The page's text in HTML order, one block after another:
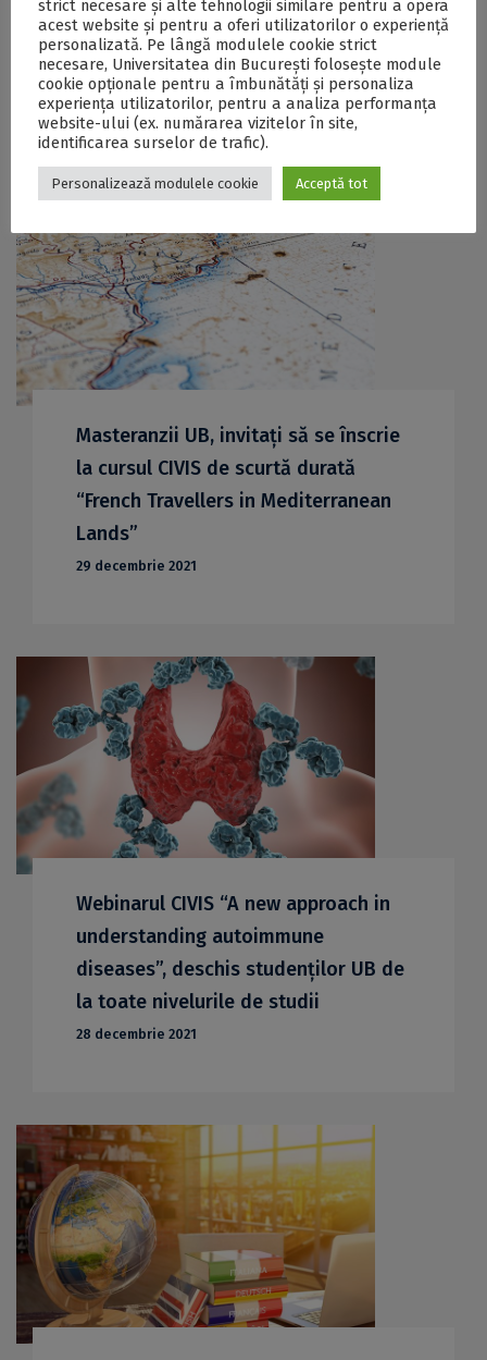
didactice și cercetătorilor
Universității din București
29 decembrie 2021
Masteranzii UB, invitați să se înscrie
la cursul CIVIS de scurtă durată
“French Travellers in Mediterranean
Lands”
29 decembrie 2021
Webinarul CIVIS “A new approach in
understanding autoimmune
diseases”, deschis studenților UB de
la toate nivelurile de studii
28 decembrie 2021
strict necesare și alte tehnologii similare pentru a opera
acest website și pentru a oferi utilizatorilor o experiență
personalizată. Pe lângă modulele cookie strict
necesare, Universitatea din București folosește module
cookie opționale pentru a îmbunătăți și personaliza
experiența utilizatorilor, pentru a analiza performanța
website-ului (ex. numărarea vizitelor în site,
identificarea surselor de trafic).
Personalizează modulele cookie Acceptă tot